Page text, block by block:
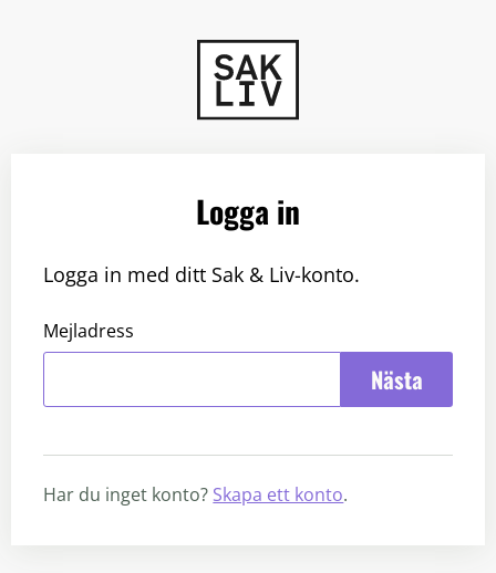
Logga in
Logga in med ditt Sak & Liv-konto.
Mejladress
Nästa
Har du inget konto? Skapa ett konto.